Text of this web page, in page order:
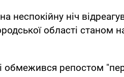
неспокійну ніч
області станом
обмежився репостом